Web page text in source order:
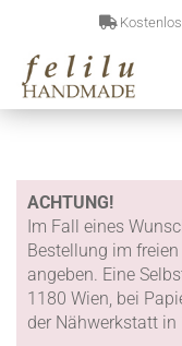
ACHTUNG!
Im Fall eines
Bestellung im
angeben. Eine
1180 Wien, bei
der Nähwerkstatt